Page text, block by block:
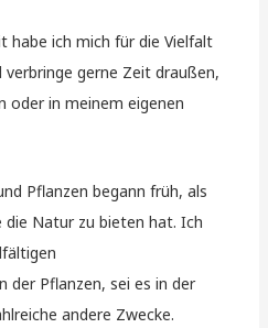
habe ich mich für die Vielfalt
gerne Zeit draußen,
oder in meinem eigenen
Pflanzen begann früh, als
die Natur zu bieten hat. Ich
der Pflanzen, sei es in der
andere Zwecke.